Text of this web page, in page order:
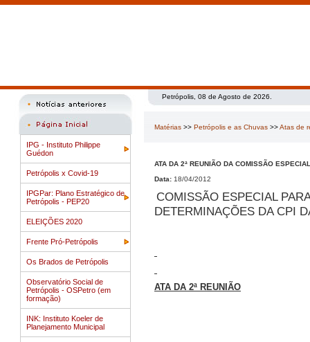
IPG - Instituto Philippe
Guédon
Petrópolis x Covid-19
IPGPar: Plano Estratégico de
Petrópolis - PEP20
ELEIÇÕES 2020
Frente Pró-Petrópolis
Os Brados de Petrópolis
Observatório Social de
Petrópolis - OSPetro (em
formação)
INK: Instituto Koeler de
Planejamento Municipal
Petrópolis, 08 de Agosto de 2026.
Matérias >> Petrópolis e as Chuvas >>Atas de
ATA DA 2ª REUNIÃO DA COMISSÃO
Data: 18/04/2012
COMISSÃO ESPECIAL
DETERMINAÇÕES DA CPI
ATA DA 2ª REUNIÃO